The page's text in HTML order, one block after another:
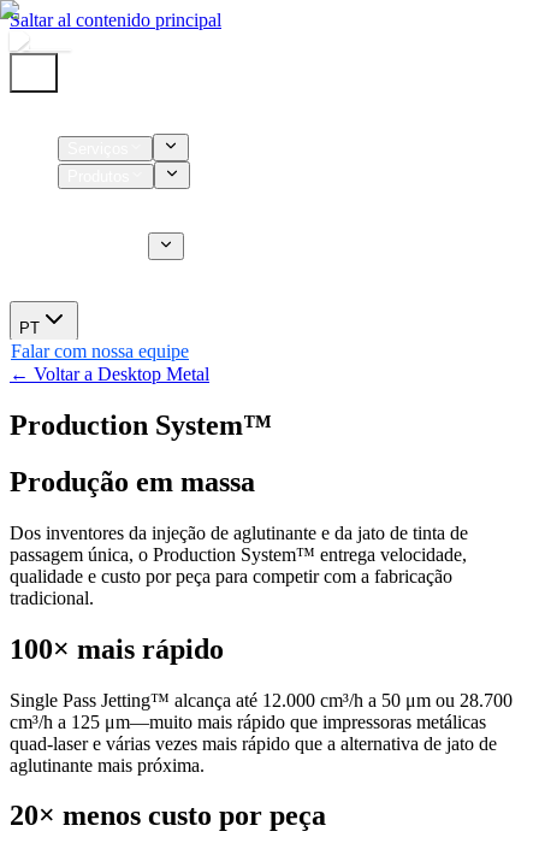
Saltar al contenido principal
PT
Falar com nossa equipe
← Voltar a Desktop Metal
Production System™
Produção em massa
Dos inventores da injeção de aglutinante e da jato de tinta de
passagem única, o Production System™ entrega velocidade,
qualidade e custo por peça para competir com a fabricação
tradicional.
100× mais rápido
Single Pass Jetting™ alcança até 12.000 cm³/h a 50 μm ou 28.700
cm³/h a 125 μm—muito mais rápido que impressoras metálicas
quad-laser e várias vezes mais rápido que a alternativa de jato de
aglutinante mais próxima.
20× menos custo por peça